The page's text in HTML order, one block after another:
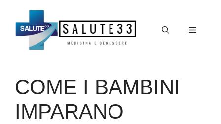
contenuto
Menu
COME I BAMBINI
IMPARANO